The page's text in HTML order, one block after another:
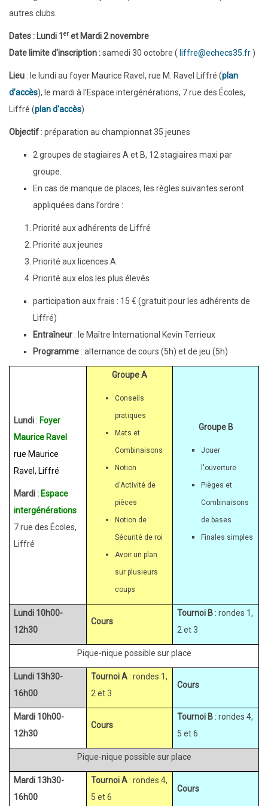
autres clubs.
Dates : Lundi 1 eret Mardi 2 novembre
Date limite d'inscription :samedi 30 octobre ( liffre@echecs35.fr )
Lieu : le lundi au foyer Maurice Ravel, rue M. Ravel Liffré (plan
d’accès), le mardi à l'Espace intergénérations, 7 rue des Écoles,
Liffré (plan d'accès)
Objectif : préparation au championnat 35 jeunes
2 groupes de stagiaires A et B, 12 stagiaires maxi par
groupe.
En cas de manque de places, les règles suivantes seront
appliquées dans l’ordre :
Priorité aux adhérents de Liffré
Priorité aux jeunes
Priorité aux licences A
Priorité aux elos les plus élevés
participation aux frais : 15 € (gratuit pour les adhérents de
Liffré)
Entraîneur : le Maître International Kevin Terrieux
Programme : alternance de cours (5h) et de jeu (5h)
Lundi : Foyer
Maurice Ravel
rue Maurice
Ravel, Liffré
Mardi : Espace
intergénérations
7 rue des Écoles,
Liffré
Groupe A
Conseils
pratiques
Mats et
Combinaisons
Notion
d'Activité de
pièces
Notion de
Sécurité de roi
Avoir un plan
sur plusieurs
coups
Groupe B
Jouer
l'ouverture
Pièges et
Combinaisons
de bases
Finales simples
Lundi 10h00-
12h30
Cours
Tournoi B : rondes 1,
2 et 3
Pique-nique possible sur place
Lundi 13h30-
16h00
TournoiA : rondes 1,
2 et 3
Cours
Mardi 10h00-
12h30
Cours
Tournoi B : rondes 4,
5 et 6
Pique-nique possible sur place
Mardi 13h30-
16h00
TournoiA : rondes 4,
5 et 6
Cours